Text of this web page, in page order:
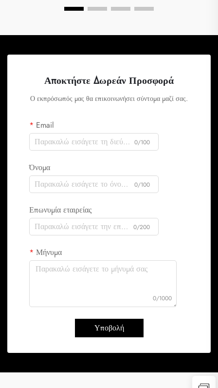
Αποκτήστε Δωρεάν Προσφορά
Ο εκπρόσωπός μας θα επικοινωνήσει σύντομα μαζί σας.
Email
0/100
Όνομα
0/100
Επωνυμία εταιρείας
0/200
Μήνυμα
0/1000
Υποβολή